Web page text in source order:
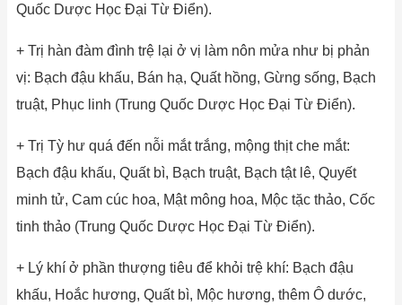
Quốc Dược Học Đại Từ Điển).
+ Trị hàn đàm đình trệ lại ở vị làm nôn mửa như bị phản
vị: Bạch đậu khấu, Bán hạ, Quất hồng, Gừng sống, Bạch
truật, Phục linh (Trung Quốc Dược Học Đại Từ Điển).
+ Trị Tỳ hư quá đến nỗi mắt trắng, mộng thịt che mắt:
Bạch đậu khấu, Quất bì, Bạch truật, Bạch tật lê, Quyết
minh tử, Cam cúc hoa, Mật mông hoa, Mộc tặc thảo, Cốc
tinh thảo (Trung Quốc Dược Học Đại Từ Điển).
+ Lý khí ở phần thượng tiêu để khỏi trệ khí: Bạch đậu
khấu, Hoắc hương, Quất bì, Mộc hương, thêm Ô dước,